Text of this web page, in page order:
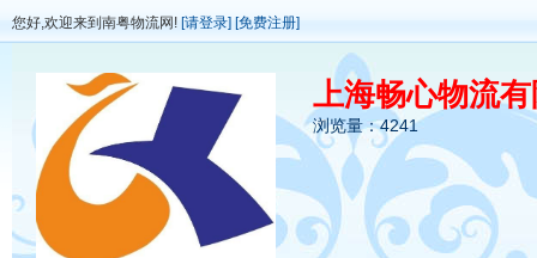
您好,欢迎来到南粤物流网! [请登录] [免费注册]
上海畅心物流
浏览量：4241